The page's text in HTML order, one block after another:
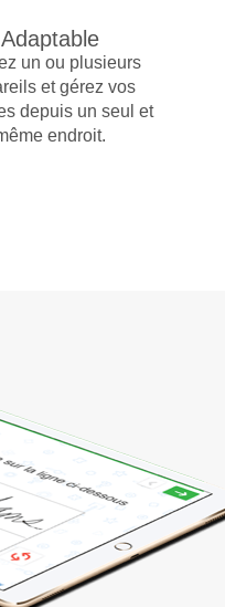
Adaptable
un ou plusieurs
et gérez vos
depuis un seul et
endroit.